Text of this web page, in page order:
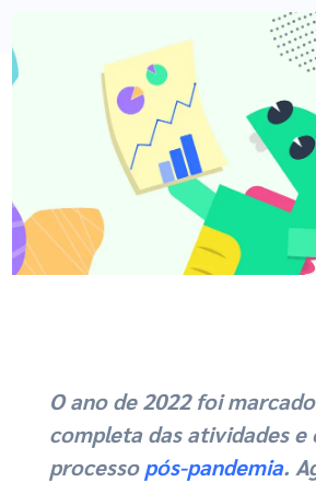
O ano de 2022 foi
completa das atividades e
processopós-pandemia.